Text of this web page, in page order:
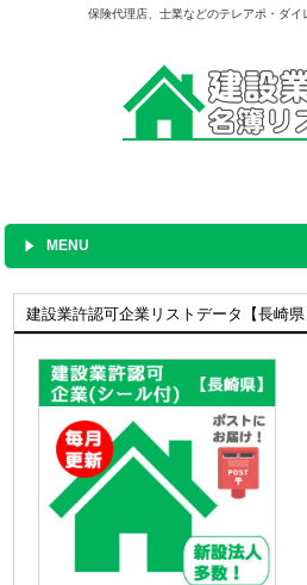
保険代理店、士業などのテレアポ・ダイ
MENU
建設業許認可企業リストデータ【長崎県